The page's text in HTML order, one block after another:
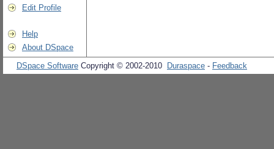
Edit Profile
Help
About DSpace
DSpace Software Copyright © 2002-2010 Duraspace - Feedback